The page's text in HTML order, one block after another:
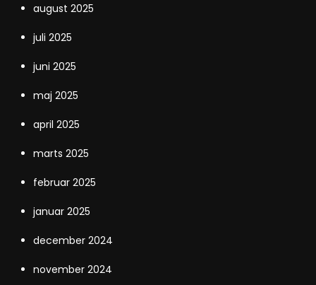
august 2025
juli 2025
juni 2025
maj 2025
april 2025
marts 2025
februar 2025
januar 2025
december 2024
november 2024